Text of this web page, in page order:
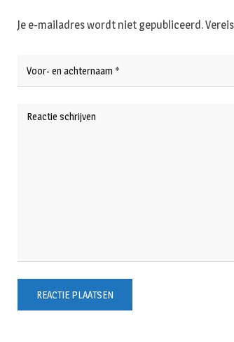
Je e-mailadres wordt niet gepubliceerd.